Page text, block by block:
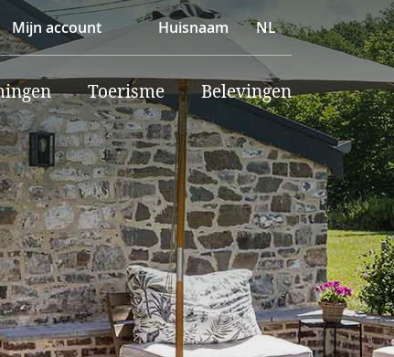
Mijn account Huisnaam NL
Toerisme Belevingen